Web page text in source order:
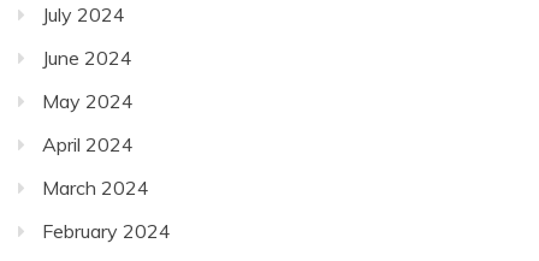
July 2024
June 2024
May 2024
April 2024
March 2024
February 2024